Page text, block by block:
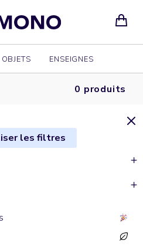
OBJETS ENSEIGNES
0 produits
les filtres